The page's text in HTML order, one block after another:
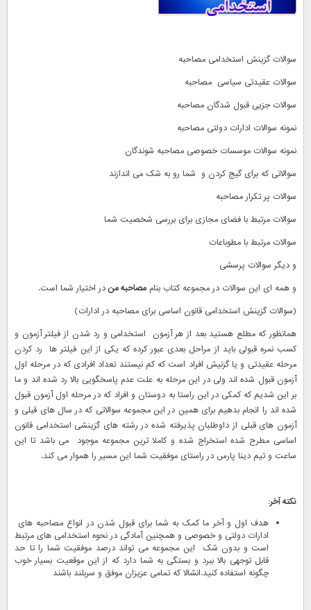
سوالات گزینش استخدامی مصاحبه
سوالات عقیدتی سیاسی مصاحبه
سوالات جزیی قبول شدگان مصاحبه
نمونه سوالات ادارات دولتی مصاحبه
نمونه سوالات موسسات خصوصی مصاحبه شوندگان
سوالاتی که برای گیج کردن و شما رو به شک می اندازند
سوالات پر تکرار مصاحبه
سوالات مرتبط با فضای مجازی برای بررسی شخصیت شما
سوالات مرتبط با مطوباعات
و دیگر سوالات پرسشی
و همه ای این سوالات در مجموعه کتاب بنام مصاحبه مندر اختیار شما است.
(سوالات گزینش استخدامی قانون اساسی برای مصاحبه در ادارات)
همانظور که مطلع هستید بعد از هر آزمون استخدامی و رد شدن از فیلتر آزمون و
کسب نمره قبولی باید از مراحل بعدی عبور کرده که یکی از این فیلتر ها رد کردن
مرحله عقیدتی و یا گزنیش افراد است که کم نیستند تعداد افرادی که در مرحله اول
آزمون قبول شده اند ولی در این مرحله به علت عدم پاسخگویی بالا رد شده اند و ما
بر این شدیم که کمکی در این راستا به دوستان و افراد که در مرحله اول آزمون قبول
شده اند را انجام بدهیم برای همین در این مجموعه سوالاتی که در سال های قبلی و
آزمون های قبلی از داوطلبان پذیرفته شده در رشته های گزینشی استخدامی قانون
اساسی مطرح شده استخراج شده و کاملا ترین مجموعه موجود می باشد تا این
ساعت و تیم دینا پارس در راستای موفقیت شما این مسیر را هموار می کند.
نکته آخر:
هدف اول و آخر ما کمک به شما برای قبول شدن در انواع مصاحبه های
ادارات دولتی و خصوصی و همچنین آمادگی در نحوه استخدامی های مرتبط
است و بدون شک این مجموعه می تواند درصد موفقیت شما را تا حد
قابل توجهی بالا ببرد و بستگی به شما دارد که از این موقعیت بسیار خوب
چگونه استفاده کنید.انشالا که تمامی عزیزان موفق و سربلند باشند